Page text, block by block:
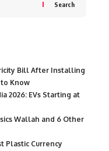
Search
Bill After Installing
to Know
2026: EVs Starting at
Wallah and 6 Other
Plastic Currency